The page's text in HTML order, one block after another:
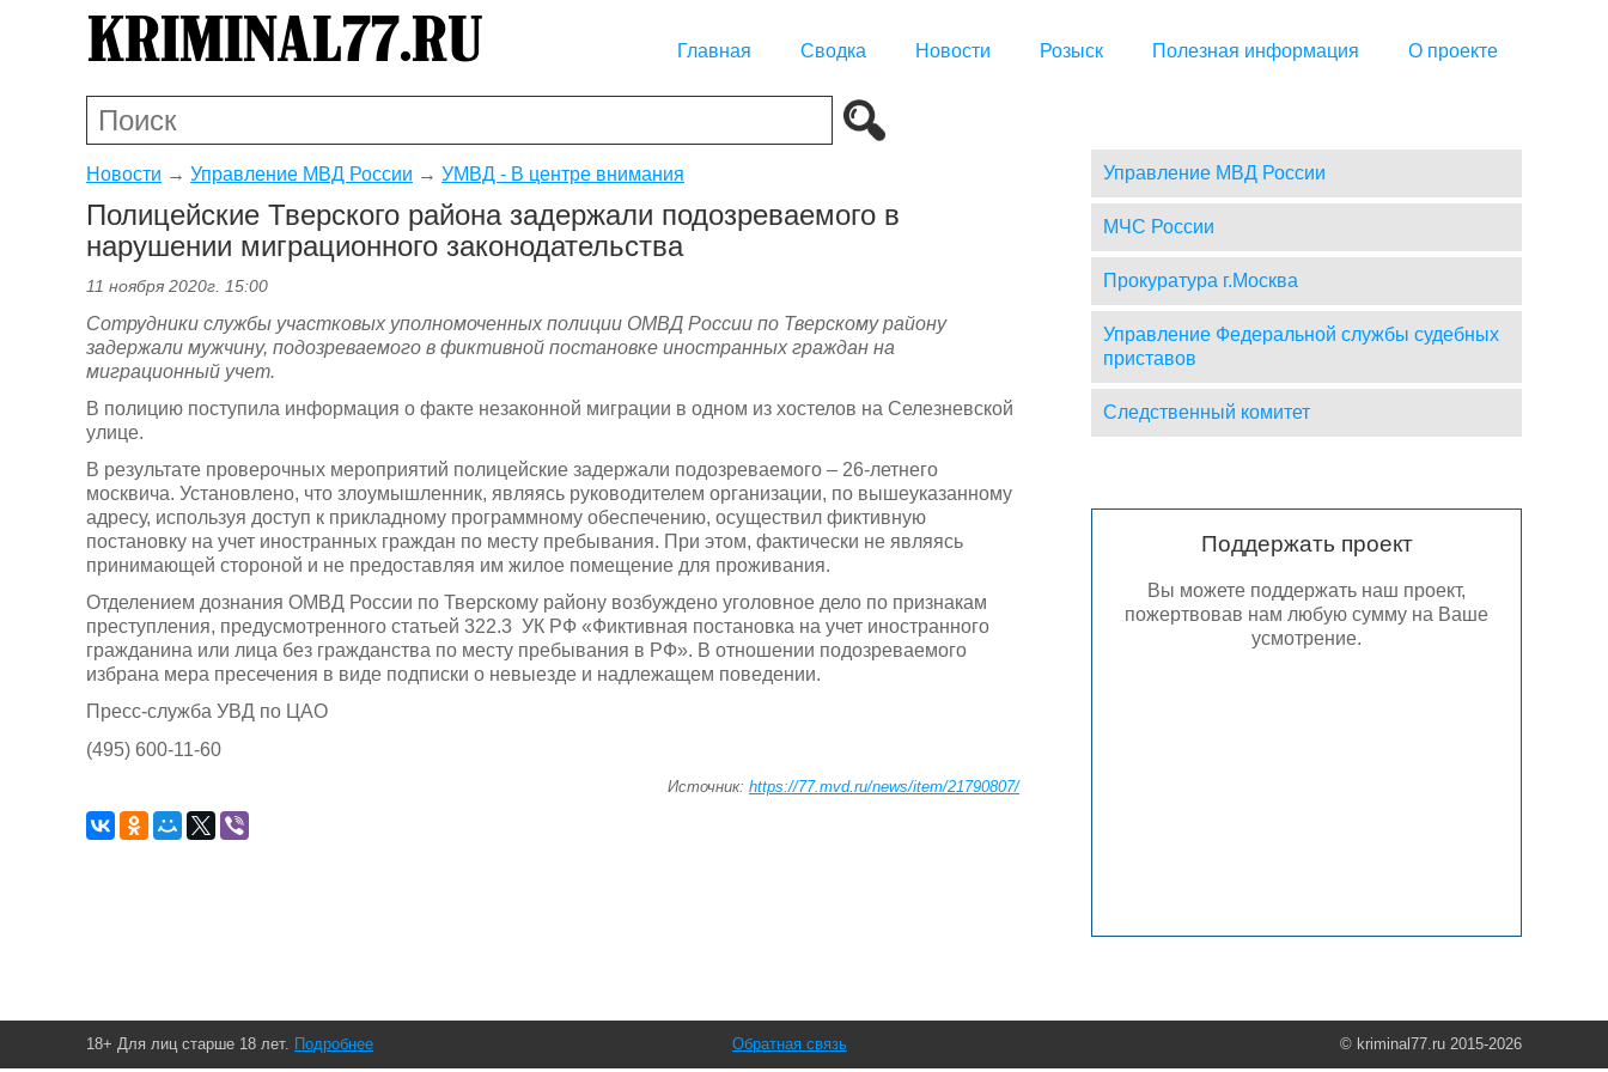
Главная Сводка Новости Розыск Полезная информация О проекте
Новости → Управление МВД России → УМВД - В центре внимания
Полицейские Тверского района задержали подозреваемого в
нарушении миграционного законодательства
11 ноября 2020г. 15:00
Сотрудники службы участковых уполномоченных полиции ОМВД России по Тверскому району
задержали мужчину, подозреваемого в фиктивной постановке иностранных граждан на
миграционный учет.
В полицию поступила информация о факте незаконной миграции в одном из хостелов на Селезневской
улице.
В результате проверочных мероприятий полицейские задержали подозреваемого – 26-летнего
москвича. Установлено, что злоумышленник, являясь руководителем организации, по вышеуказанному
адресу, используя доступ к прикладному программному обеспечению, осуществил фиктивную
постановку на учет иностранных граждан по месту пребывания. При этом, фактически не являясь
принимающей стороной и не предоставляя им жилое помещение для проживания.
Отделением дознания ОМВД России по Тверскому району возбуждено уголовное дело по признакам
преступления, предусмотренного статьей 322.3 УК РФ «Фиктивная постановка на учет иностранного
гражданина или лица без гражданства по месту пребывания в РФ». В отношении подозреваемого
избрана мера пресечения в виде подписки о невыезде и надлежащем поведении.
Пресс-служба УВД по ЦАО
(495) 600-11-60
Источник: https://77.mvd.ru/news/item/21790807/
Управление МВД России
МЧС России
Прокуратура г.Москва
Управление Федеральной службы судебных
приставов
Следственный комитет
Поддержать проект
Вы можете поддержать наш проект,
пожертвовав нам любую сумму на Ваше
усмотрение.
18+ Для лиц старше 18 лет. Подробнее © kriminal77.ru 2015-2026
Обратная связь